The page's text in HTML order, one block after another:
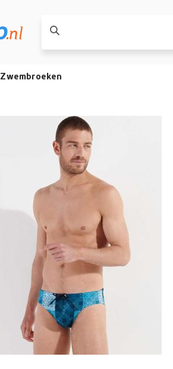
Zwembroeken